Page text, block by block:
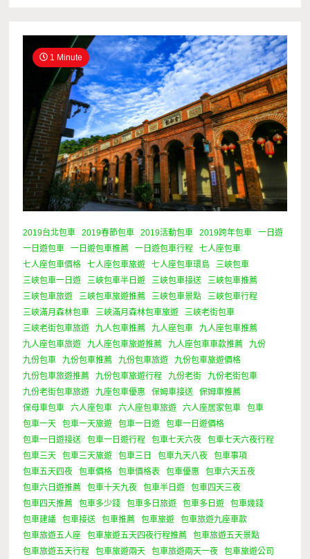
1 Minute
2019台北包車 2019春節包車 2019活動包車 2019跨年包車
一日遊
一日遊包車
一日遊包車推薦 一日遊包車行程
七人座包車
七人座包車價格
七人座包車旅遊 七人座包車環島
三峽包車
三峽包車一日遊
三峽包車半日遊 三峽包車接送
三峽包車推薦
三峽包車旅遊
三峽包車旅遊推薦 三峽包車景點
三峽包車行程
三峽滿月森林包車
三峽滿月森林包車旅遊
三峽老街包車
三峽老街包車旅遊
九人包車推薦 九人座包車
九人座包車推薦
九人座包車旅遊
九人座包車旅遊推薦 九人座包車車款推薦
九份
九份包車
九份包車推薦 九份包車旅遊
九份包車旅遊價格
九份包車旅遊推薦
九份包車旅遊行程 九份老街
九份老街包車
九份老街包車旅遊
九座包車優惠 保姆車接送
保姆車推薦
保母車包車
六人座包車 六人座包車旅遊 六人座居家包車
包車
包車一天
包車一天旅遊 包車一日遊
包車一日遊價格
包車一日遊接送
包車一日遊行程 包車七天六夜
包車七天六夜行程
包車三天
包車三天旅遊 包車三日 包車九天八夜
包車事項
包車五天四夜
包車價格 包車價格表 包車優惠
包車六天五夜
包車六日遊推薦
包車十天九夜 包車半日遊
包車四天三夜
包車四天推薦
包車多少錢 包車多日旅遊 包車多日遊
包車幾錢
包車建議
包車接送 包車推薦 包車旅遊
包車旅遊九座車款
包車旅遊五人座
包車旅遊五天四夜行程推薦
包車旅遊五天景點
包車旅遊五天行程
包車旅遊兩天 包車旅遊兩天一夜
包車旅遊公司